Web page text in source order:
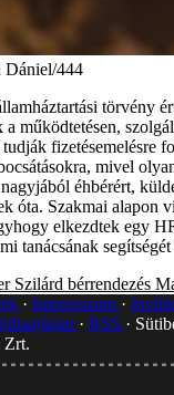
Dániel/444
törvény
a működtetésen,
fizetésemelésre
mivel
éhbérért,
óta. Szakmai alapon
elkezdtek egy
tanácsának
Szilárd bérrendezés
Impresszum
RSS
Zrt.